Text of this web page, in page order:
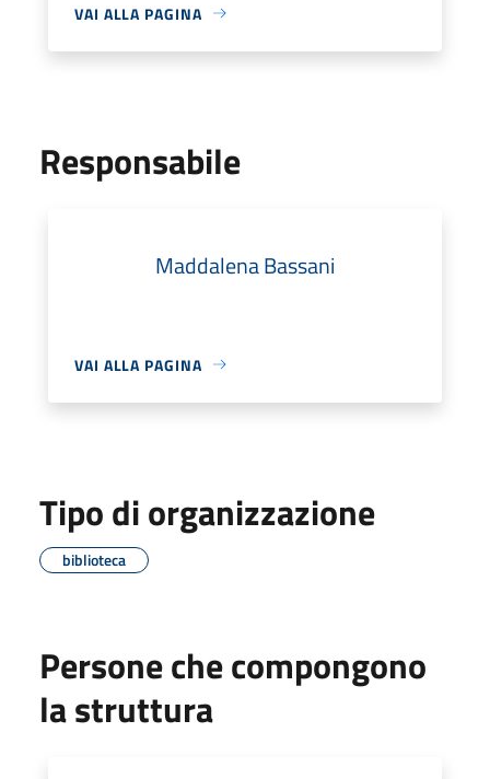
VAI ALLA PAGINA
Responsabile
Maddalena Bassani
VAI ALLA PAGINA
Tipo di organizzazione
biblioteca
Persone che compongono
la struttura